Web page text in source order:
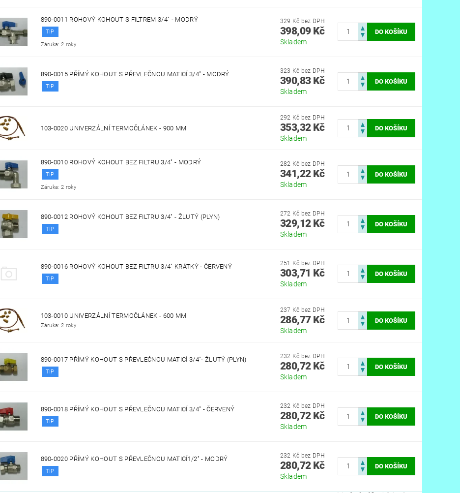
890-0011 ROHOVÝ KOHOUT S FILTREM 3/4" - MODRÝ
TIP
Záruka: 2 roky
329 Kč bez DPH
398,09 Kč
Skladem
890-0015 PŘÍMÝ KOHOUT S PŘEVLEČNOU MATICÍ 3/4" - MODRÝ
TIP
323 Kč bez DPH
390,83 Kč
Skladem
103-0020 UNIVERZÁLNÍ TERMOČLÁNEK - 900 MM
292 Kč bez DPH
353,32 Kč
Skladem
890-0010 ROHOVÝ KOHOUT BEZ FILTRU 3/4" - MODRÝ
TIP
Záruka: 2 roky
282 Kč bez DPH
341,22 Kč
Skladem
890-0012 ROHOVÝ KOHOUT BEZ FILTRU 3/4" - ŽLUTÝ (PLYN)
TIP
272 Kč bez DPH
329,12 Kč
Skladem
890-0016 ROHOVÝ KOHOUT BEZ FILTRU 3/4" KRÁTKÝ - ČERVENÝ
TIP
251 Kč bez DPH
303,71 Kč
Skladem
103-0010 UNIVERZÁLNÍ TERMOČLÁNEK - 600 MM
Záruka: 2 roky
237 Kč bez DPH
286,77 Kč
Skladem
890-0017 PŘÍMÝ KOHOUT S PŘEVLEČNOU MATICÍ 3/4"- ŽLUTÝ (PLYN)
TIP
232 Kč bez DPH
280,72 Kč
Skladem
890-0018 PŘÍMÝ KOHOUT S PŘEVLEČNOU MATICÍ 3/4" - ČERVENÝ
TIP
232 Kč bez DPH
280,72 Kč
Skladem
890-0020 PŘÍMÝ KOHOUT S PŘEVLEČNOU MATICÍ1/2" - MODRÝ
TIP
232 Kč bez DPH
280,72 Kč
Skladem